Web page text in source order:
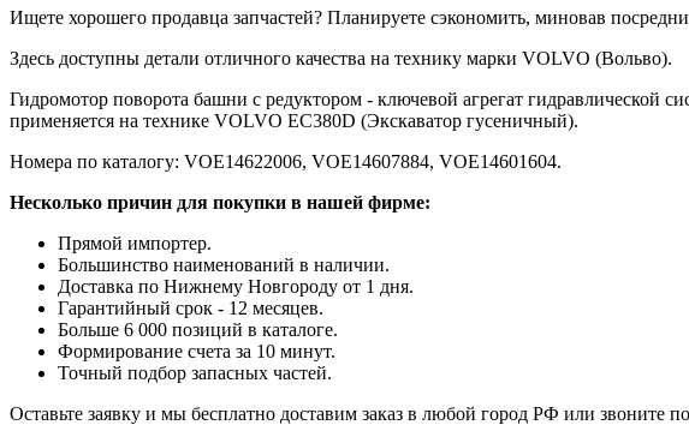
Ищете хорошего продавца запчастей? Планируете сэкономить, миновав
Здесь доступны детали отличного качества на технику марки VOLVO (Вольво).
Гидромотор поворота башни с редуктором - ключевой агрегат гидравлической
применяется на технике VOLVO EC380D (Экскаватор гусеничный).
Номера по каталогу: VOE14622006, VOE14607884, VOE14601604.
Несколько причин для покупки в нашей фирме:
Прямой импортер.
Большинство наименований в наличии.
Доставка по Нижнему Новгороду от 1 дня.
Гарантийный срок - 12 месяцев.
Больше 6 000 позиций в каталоге.
Формирование счета за 10 минут.
Точный подбор запасных частей.
Оставьте заявку и мы бесплатно доставим заказ в любой город РФ или звоните